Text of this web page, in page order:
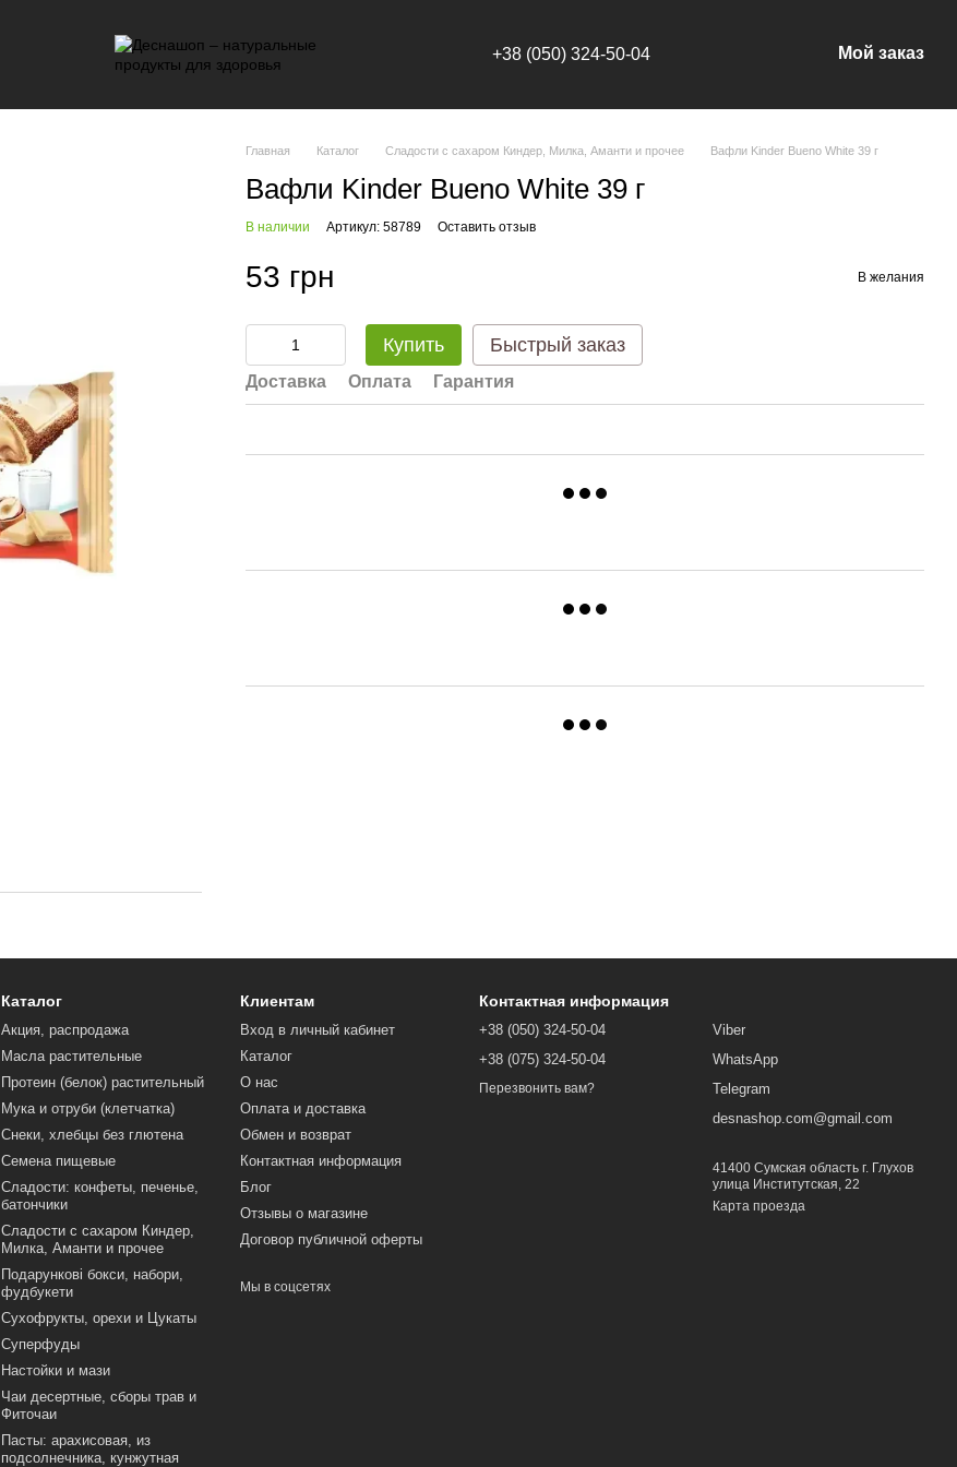
+38 (050) 324-50-04 Мой заказ
Главная Каталог Сладости с сахаром Киндер, Милка, Аманти и прочее Вафли Kinder Bueno White 39 г
Вафли Kinder Bueno White 39 г
В наличии Артикул: 58789 Оставить отзыв
53 грн В желания
Купить Быстрый заказ
Доставка Оплата Гарантия
Каталог
Акция, распродажа
Масла растительные
Протеин (белок) растительный
Мука и отруби (клетчатка)
Снеки, хлебцы без глютена
Семена пищевые
Сладости: конфеты, печенье,
батончики
Сладости с сахаром Киндер,
Милка, Аманти и прочее
Подарункові бокси, набори,
фудбукети
Сухофрукты, орехи и Цукаты
Суперфуды
Настойки и мази
Чаи десертные, сборы трав и
Фиточаи
Пасты: арахисовая, из
подсолнечника, кунжутная
Клиентам
Вход в личный кабинет
Каталог
О нас
Оплата и доставка
Обмен и возврат
Контактная информация
Блог
Отзывы о магазине
Договор публичной оферты
Мы в соцсетях
Контактная информация
+38 (050) 324-50-04
+38 (075) 324-50-04
Перезвонить вам?
Viber
WhatsApp
Telegram
desnashop.com@gmail.com
41400 Сумская область г. Глухов
улица Институтская, 22
Карта проезда